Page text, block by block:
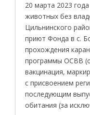
20 марта 2023
животных без
Цильнинского
приют Фонда в с.
прохождения
программы ОСВВ
вакцинация,
с присвоением
последующим
обитания (за